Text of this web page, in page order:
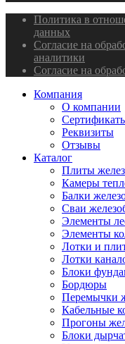
Политика в
данных
Согласие на
аналитики
Согласие на
Компания
О компании
Реквизиты
Отзывы
Каталог
Плиты
Камеры
Балки
Сваи
Элементы
Элементы
Лотки и
Лотки
Блоки
Бордюры
Перемычки
Кабельные
Прогоны
Блоки